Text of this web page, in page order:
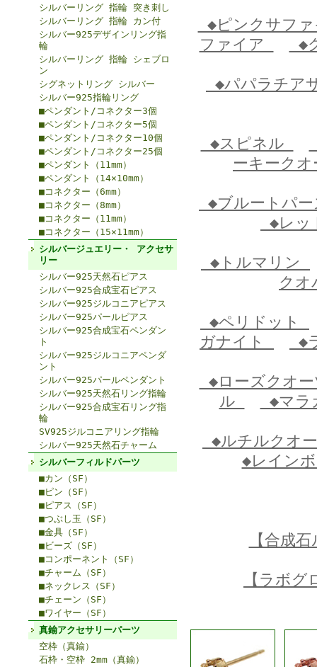
シルバーリング 指輪 突き刺し
シルバーリング 指輪 カン付
シルバー925デザインリング指
輪
シルバーリング 指輪 シェブロ
ン
シグネットリング シルバー
シルバー925指輪リング
■ペンダント/コネクター3個
■ペンダント/コネクター5個
■ペンダント/コネクター10個
■ペンダント/コネクター25個
■ペンダント（11mm）
■ペンダント（14×10mm）
■コネクター（6mm）
■コネクター（8mm）
■コネクター（11mm）
■コネクター（15×11mm）
シルバージュエリー・ アクセサ
リー
シルバー925天然石ピアス
シルバー925合成宝石ピアス
シルバー925ジルコニアピアス
シルバー925パールピアス
シルバー925合成宝石ペンダン
ト
シルバー925ジルコニアペンダ
ント
シルバー925パールペンダント
シルバー925天然石リング指輪
シルバー925合成宝石リング指
輪
SV925ジルコニアリング指輪
シルバー925天然石チャーム
シルバーフィルドパーツ
■カン（SF）
■ピン（SF）
■ピアス（SF）
■つぶし玉（SF）
■金具（SF）
■ビーズ（SF）
■コンポーネント（SF）
■チャーム（SF）
■ネックレス（SF）
■チェーン（SF）
■ワイヤー（SF）
真鍮アクセサリーパーツ
空枠（真鍮）
石枠・空枠 2mm（真鍮）
◆ピンクサフ
ファイア
◆
◆パパラチア
◆スピネル
ーキーク
◆ブルートパ
◆レ
◆トルマリン
ク
◆ペリドット
ガナイト
◆
◆ローズクオ
ル
◆マ
◆ルチルクオ
◆レイン
【合成
【ラボ